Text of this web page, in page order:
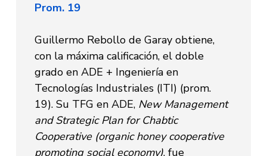
Prom. 19
Guillermo Rebollo de Garay obtiene,
con la máxima calificación, el doble
grado en ADE + Ingeniería en
Tecnologías Industriales (ITI) (prom.
19). Su TFG en ADE, New Management
and Strategic Plan for Chabtic
Cooperative (organic honey cooperative
promoting social economy), fue